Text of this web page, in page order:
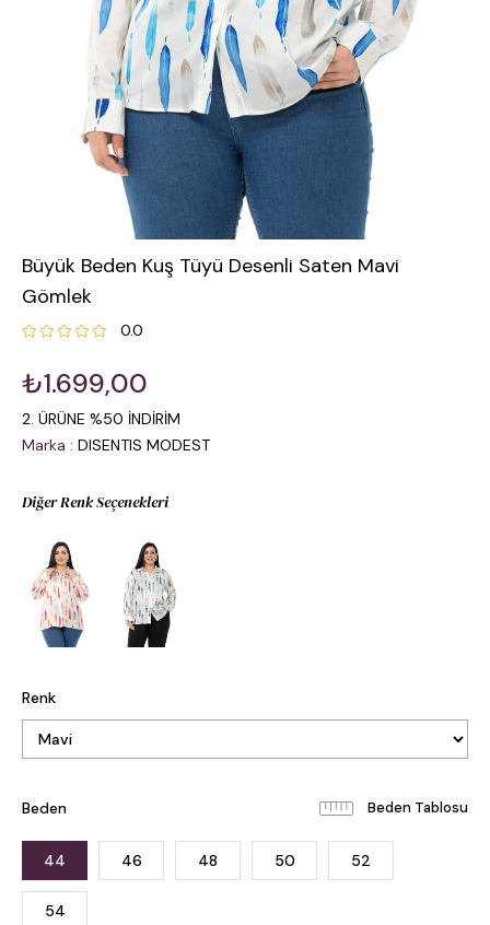
Büyük Beden Kuş Tüyü Desenli Saten Mavi
Gömlek
0.0
₺1.699,00
2. ÜRÜNE %50 İNDİRİM
Marka : DISENTIS MODEST
Diğer Renk Seçenekleri
Renk
Beden Beden Tablosu
44 46 48 50 52
54